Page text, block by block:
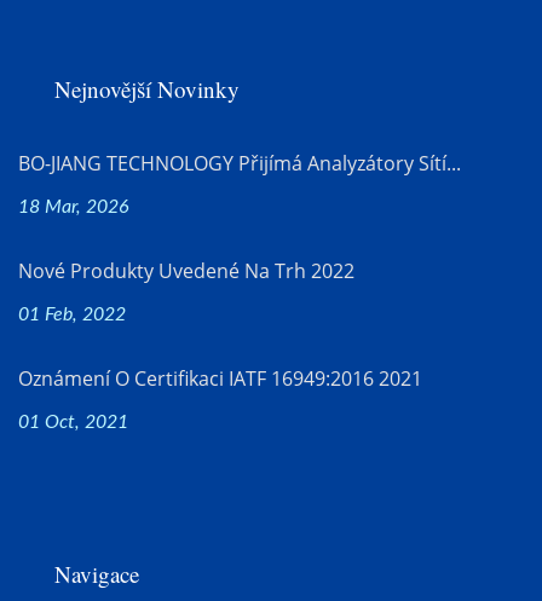
Nejnovější Novinky
BO-JIANG TECHNOLOGY Přijímá Analyzátory Sítí...
18 Mar, 2026
Nové Produkty Uvedené Na Trh 2022
01 Feb, 2022
Oznámení O Certifikaci IATF 16949:2016 2021
01 Oct, 2021
Navigace